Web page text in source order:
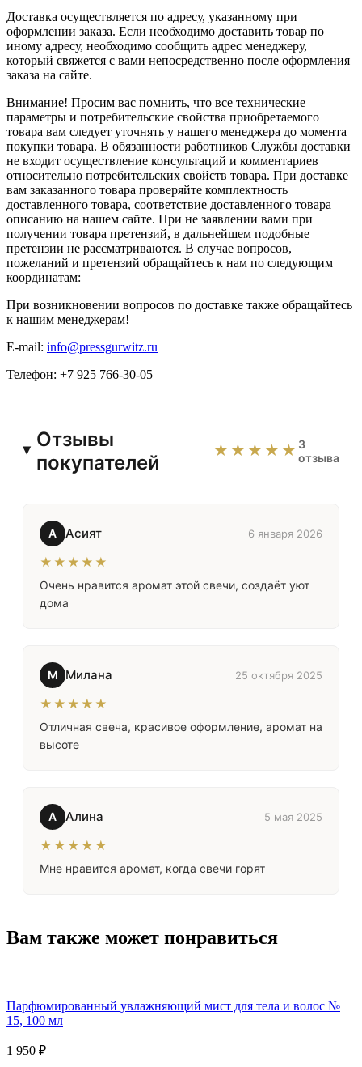
Доставка осуществляется по адресу, указанному при
оформлении заказа. Если необходимо доставить товар по
иному адресу, необходимо сообщить адрес менеджеру,
который свяжется с вами непосредственно после оформления
заказа на сайте.
Внимание! Просим вас помнить, что все технические
параметры и потребительские свойства приобретаемого
товара вам следует уточнять у нашего менеджера до момента
покупки товара. В обязанности работников Службы доставки
не входит осуществление консультаций и комментариев
относительно потребительских свойств товара. При доставке
вам заказанного товара проверяйте комплектность
доставленного товара, соответствие доставленного товара
описанию на нашем сайте. При не заявлении вами при
получении товара претензий, в дальнейшем подобные
претензии не рассматриваются. В случае вопросов,
пожеланий и претензий обращайтесь к нам по следующим
координатам:
При возникновении вопросов по доставке также обращайтесь
к нашим менеджерам!
E-mail: info@pressgurwitz.ru
Телефон: +7 925 766-30-05
Отзывы
покупателей
★★★★★ 3
отзыва
А Асият 6 января 2026
★★★★★
Очень нравится аромат этой свечи, создаёт уют
дома
М Милана 25 октября 2025
★★★★★
Отличная свеча, красивое оформление, аромат на
высоте
А Алина 5 мая 2025
★★★★★
Мне нравится аромат, когда свечи горят
Вам также может понравиться
Парфюмированный увлажняющий мист для тела и волос №
15, 100 мл
1 950 ₽